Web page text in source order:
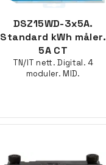
DSZ15WD-3x5A.
Standard kWh måler.
5A CT
TN/IT nett. Digital. 4
moduler. MID.